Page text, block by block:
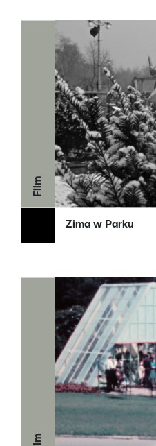
Film
Zima w Parku